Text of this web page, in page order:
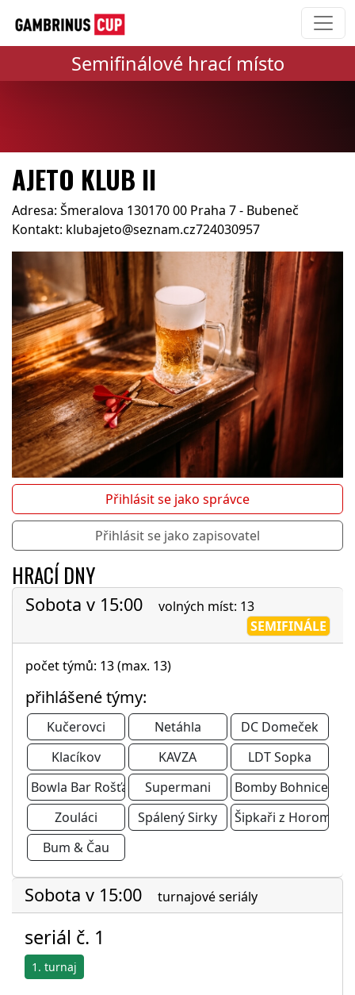
Semifinálové hrací místo
AJETO KLUB II
Adresa: Šmeralova 130170 00 Praha 7 - Bubeneč
Kontakt: klubajeto@seznam.cz724030957
Přihlásit se jako správce
Přihlásit se jako zapisovatel
HRACÍ DNY
Sobota v 15:00
volných míst: 13
SEMIFINÁLE
počet týmů: 13 (max. 13)
přihlášené týmy:
Kučerovci Netáhla
DC Domeček
Klacíkov
KAVZA
LDT Sopka
Bowla Bar Rošťáci
Supermani
Bomby Bohnice
Zouláci
Spálený Sirky
Šipkaři z Horoměřic
Bum & Čau
Sobota v 15:00 turnajové seriály
seriál č. 1
1. turnaj